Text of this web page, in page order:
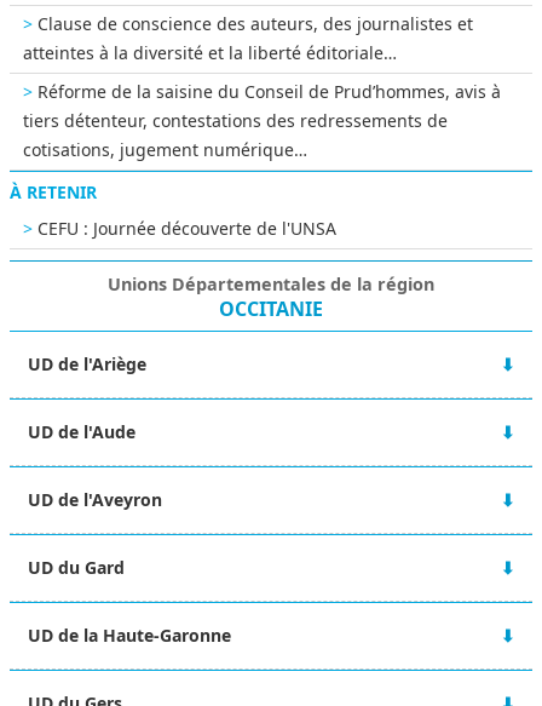
Clause de conscience des auteurs, des journalistes et
atteintes à la diversité et la liberté éditoriale…
Réforme de la saisine du Conseil de Prud’hommes, avis à
tiers détenteur, contestations des redressements de
cotisations, jugement numérique…
À RETENIR
CEFU : Journée découverte de l'UNSA
Unions Départementales de la région
OCCITANIE
UD de l'Ariège
09000 FOIX
05 61 65 45 50
ud-09@unsa.org
UD de l'Aude
11000 CARCASSONNE
04 68 25 68 85
ud-11@unsa.org
UD de l'Aveyron
12000 RODEZ
05 65 42 63 15
ud-12@unsa.org
UD du Gard
30000 NIMES
09 80 72 63 25
ud-30@unsa.org
UD de la Haute-Garonne